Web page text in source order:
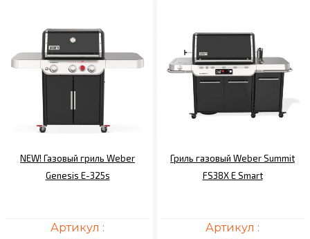
NEW! Газовый гриль Weber
Genesis E-325s
Артикул :
Гриль газовый Weber Summit
FS38X E Smart
Артикул :